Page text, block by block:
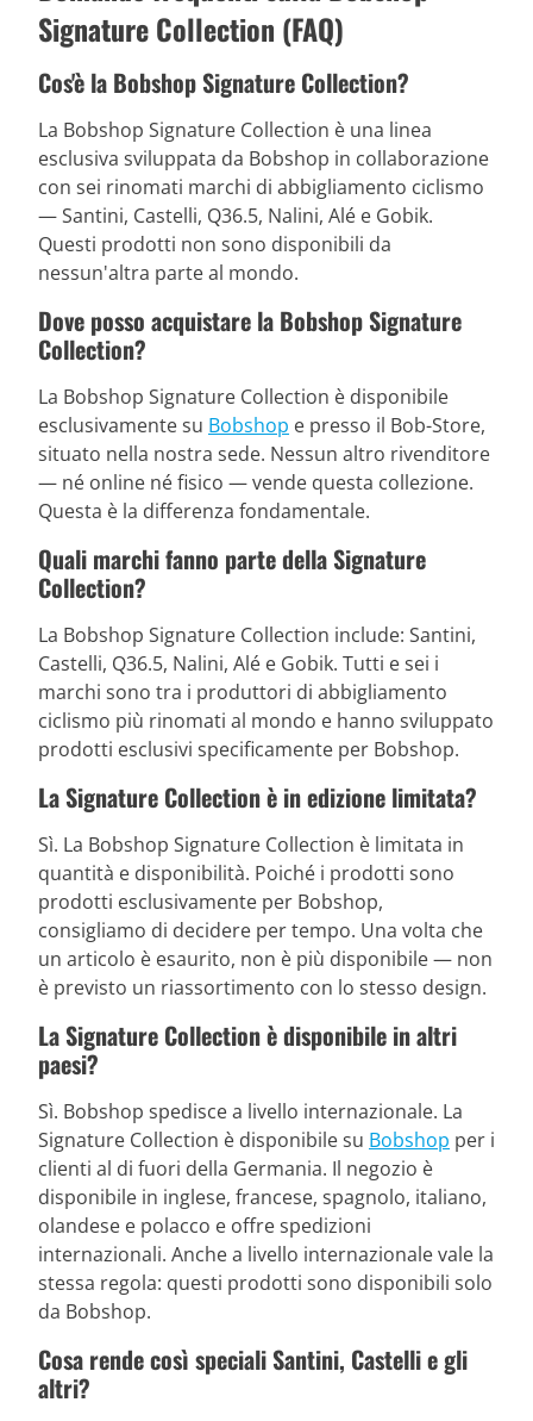
Signature Collection (FAQ)
Cos'è la Bobshop Signature Collection?
La Bobshop Signature Collection è una linea
esclusiva sviluppata da Bobshop in collaborazione
con sei rinomati marchi di abbigliamento ciclismo
— Santini, Castelli, Q36.5, Nalini, Alé e Gobik.
Questi prodotti non sono disponibili da
nessun'altra parte al mondo.
Dove posso acquistare la Bobshop Signature
Collection?
La Bobshop Signature Collection è disponibile
esclusivamente su Bobshop e presso il Bob-Store,
situato nella nostra sede. Nessun altro rivenditore
— né online né fisico — vende questa collezione.
Questa è la differenza fondamentale.
Quali marchi fanno parte della Signature
Collection?
La Bobshop Signature Collection include: Santini,
Castelli, Q36.5, Nalini, Alé e Gobik. Tutti e sei i
marchi sono tra i produttori di abbigliamento
ciclismo più rinomati al mondo e hanno sviluppato
prodotti esclusivi specificamente per Bobshop.
La Signature Collection è in edizione limitata?
Sì. La Bobshop Signature Collection è limitata in
quantità e disponibilità. Poiché i prodotti sono
prodotti esclusivamente per Bobshop,
consigliamo di decidere per tempo. Una volta che
un articolo è esaurito, non è più disponibile — non
è previsto un riassortimento con lo stesso design.
La Signature Collection è disponibile in altri
paesi?
Sì. Bobshop spedisce a livello internazionale. La
Signature Collection è disponibile su Bobshop per i
clienti al di fuori della Germania. Il negozio è
disponibile in inglese, francese, spagnolo, italiano,
olandese e polacco e offre spedizioni
internazionali. Anche a livello internazionale vale la
stessa regola: questi prodotti sono disponibili solo
da Bobshop.
Cosa rende così speciali Santini, Castelli e gli
altri?